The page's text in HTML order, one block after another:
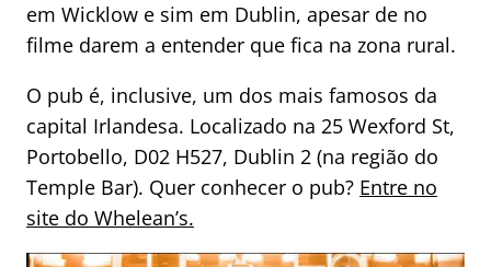
em Wicklow e sim em Dublin, apesar de no
filme darem a entender que fica na zona rural.
O pub é, inclusive, um dos mais famosos da
capital Irlandesa. Localizado na 25 Wexford St,
Portobello, D02 H527, Dublin 2 (na região do
Temple Bar). Quer conhecer o pub? Entre no
site do Whelean’s.